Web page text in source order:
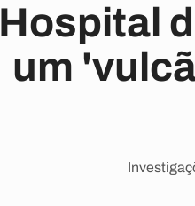
Hospital
um